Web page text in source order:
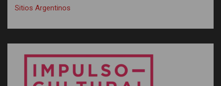
Sitios Argentinos